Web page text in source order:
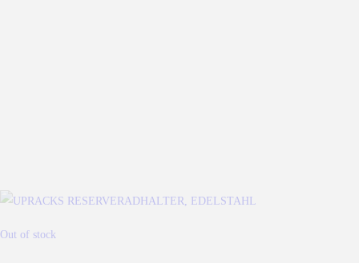
Out of stock